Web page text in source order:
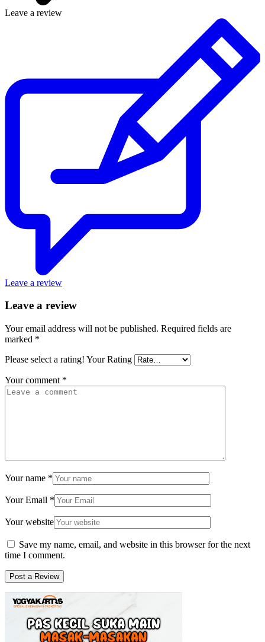
Leave a review
Leave a review
Leave a review
Your email address will not be published. Required fields are
marked *
Please select a rating! Your Rating
Your comment *
Your name *
Your Email *
Your website
Save my name, email, and website in this browser for the next
time I comment.